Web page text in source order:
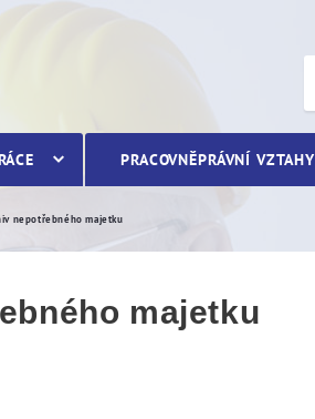
majetku
PRACOVNĚPRÁVNÍ VZTAHY
nepotřebného majetku
majetku